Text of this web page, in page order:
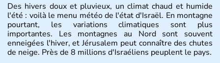
Des hivers doux et pluvieux, un climat chaud et humide
l'été : voilà le menu météo de l'état d'Israël. En montagne
pourtant, les variations climatiques sont plus
importantes. Les montagnes au Nord sont souvent
enneigées l'hiver, et Jérusalem peut connaître des chutes
de neige. Près de 8 millions d'Israéliens peuplent le pays.